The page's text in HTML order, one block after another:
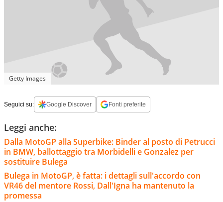
Getty Images
Seguici su: Google Discover Fonti preferite
Leggi anche:
Dalla MotoGP alla Superbike: Binder al posto di Petrucci
in BMW, ballottaggio tra Morbidelli e Gonzalez per
sostituire Bulega
Bulega in MotoGP, è fatta: i dettagli sull'accordo con
VR46 del mentore Rossi, Dall'Igna ha mantenuto la
promessa